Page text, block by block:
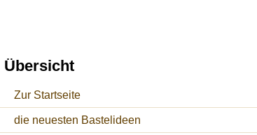
Übersicht
Zur Startseite
die neuesten Bastelideen